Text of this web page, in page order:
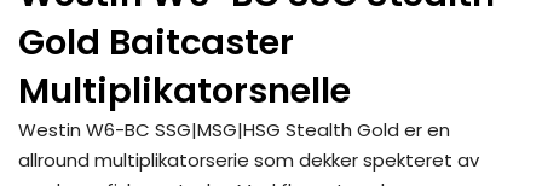
Gold Baitcaster
Multiplikatorsnelle
Westin W6-BC SSG|MSG|HSG Stealth Gold er en
allround multiplikatorserie som dekker spekteret av